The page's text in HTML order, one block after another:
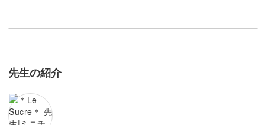
先生の紹介